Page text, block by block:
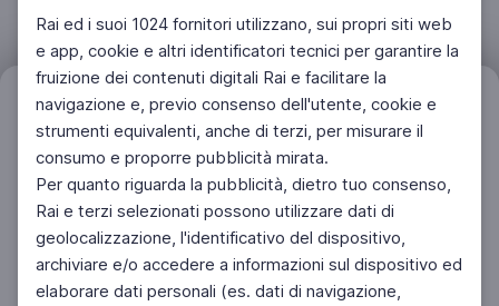
Rai ed i suoi 1024 fornitori utilizzano, sui propri siti web
e app, cookie e altri identificatori tecnici per garantire la
fruizione dei contenuti digitali Rai e facilitare la
navigazione e, previo consenso dell'utente, cookie e
strumenti equivalenti, anche di terzi, per misurare il
consumo e proporre pubblicità mirata.
Per quanto riguarda la pubblicità, dietro tuo consenso,
Rai e terzi selezionati possono utilizzare dati di
geolocalizzazione, l'identificativo del dispositivo,
archiviare e/o accedere a informazioni sul dispositivo ed
elaborare dati personali (es. dati di navigazione,
Filtri